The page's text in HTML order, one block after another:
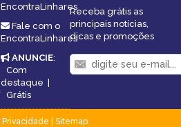
EncontraLinhares
Fale com o
EncontraLinhares
ANUNCIE:
Com
destaque
Grátis
Receba grátis as
principais notícias,
dicas e promoções
Privacidade
Sitemap